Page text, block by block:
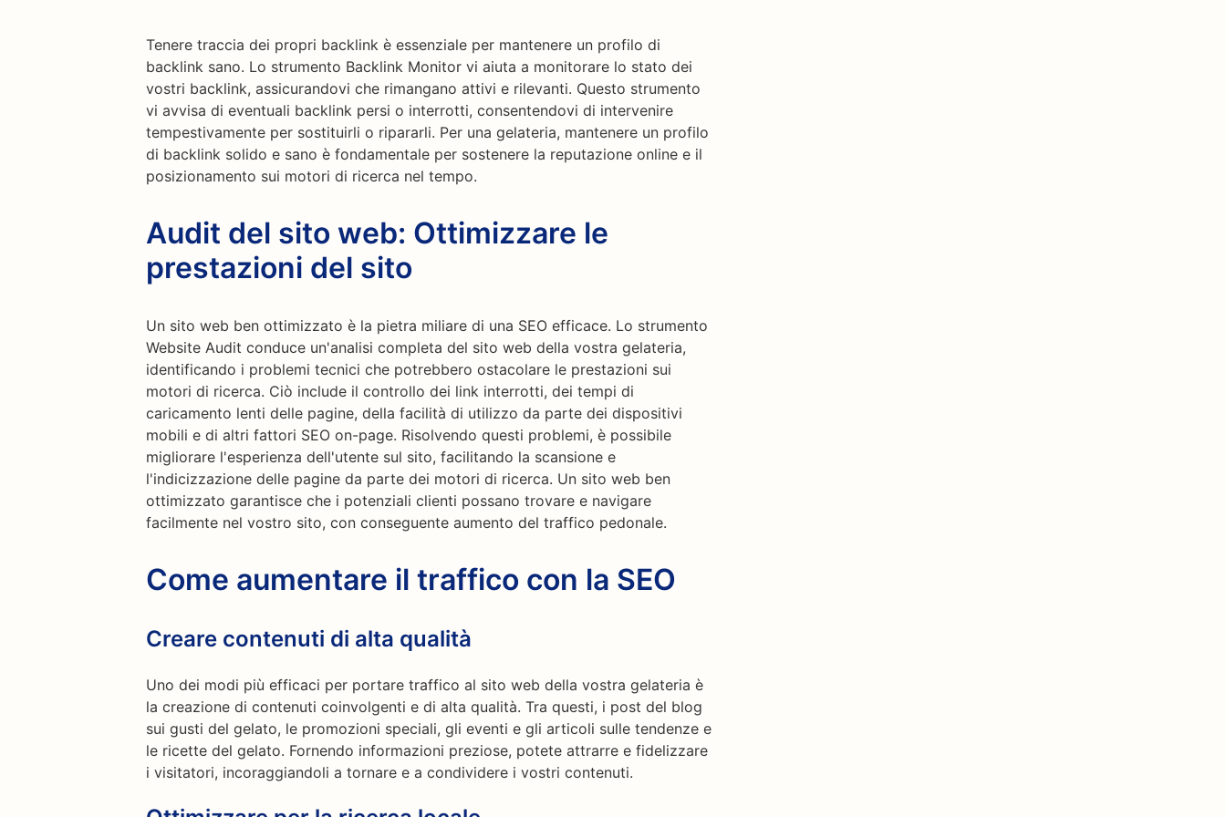
Tenere traccia dei propri backlink è essenziale per mantenere un profilo di
backlink sano. Lo strumento Backlink Monitor vi aiuta a monitorare lo stato dei
vostri backlink, assicurandovi che rimangano attivi e rilevanti. Questo strumento
vi avvisa di eventuali backlink persi o interrotti, consentendovi di intervenire
tempestivamente per sostituirli o ripararli. Per una gelateria, mantenere un profilo
di backlink solido e sano è fondamentale per sostenere la reputazione online e il
posizionamento sui motori di ricerca nel tempo.
Audit del sito web: Ottimizzare le
prestazioni del sito
Un sito web ben ottimizzato è la pietra miliare di una SEO efficace. Lo strumento
Website Audit conduce un'analisi completa del sito web della vostra gelateria,
identificando i problemi tecnici che potrebbero ostacolare le prestazioni sui
motori di ricerca. Ciò include il controllo dei link interrotti, dei tempi di
caricamento lenti delle pagine, della facilità di utilizzo da parte dei dispositivi
mobili e di altri fattori SEO on-page. Risolvendo questi problemi, è possibile
migliorare l'esperienza dell'utente sul sito, facilitando la scansione e
l'indicizzazione delle pagine da parte dei motori di ricerca. Un sito web ben
ottimizzato garantisce che i potenziali clienti possano trovare e navigare
facilmente nel vostro sito, con conseguente aumento del traffico pedonale.
Come aumentare il traffico con la SEO
Creare contenuti di alta qualità
Uno dei modi più efficaci per portare traffico al sito web della vostra gelateria è
la creazione di contenuti coinvolgenti e di alta qualità. Tra questi, i post del blog
sui gusti del gelato, le promozioni speciali, gli eventi e gli articoli sulle tendenze e
le ricette del gelato. Fornendo informazioni preziose, potete attrarre e fidelizzare
i visitatori, incoraggiandoli a tornare e a condividere i vostri contenuti.